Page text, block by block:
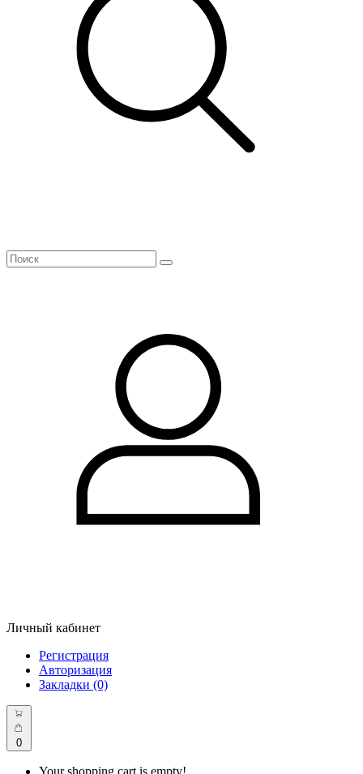
Личный кабинет
Регистрация
Авторизация
Закладки (0)
0
Your shopping cart is empty!